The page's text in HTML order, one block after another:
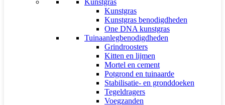
Kunstgras
Kunstgras benodigdheden
One DNA kunstgras
Tuinaanlegbenodigdheden
Grindroosters
Kitten en lijmen
Mortel en cement
Potgrond en tuinaarde
Stabilisatie- en gronddoeken
Tegeldragers
Voegzanden